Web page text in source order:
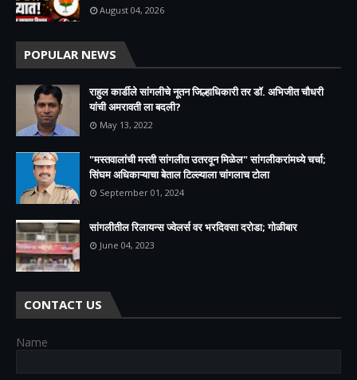
August 04, 2026
POPULAR NEWS
राहुल कार्डीले सांगलीचे नूतन जिल्हाधिकारी तर डॉ. अभिजीत चौधरी
यांची अमरावती ला बदली?
May 13, 2022
"मस्तवालांची मस्ती सांगलीत उतरवून मिळेल" सांगलीकरांमध्ये चर्चा;
सिंघम अधिकाऱ्याचा बेताल टिल्ल्याला चांगलाच टोला
September 01, 2024
सांगलीतील रिलायन्स ज्वेलर्स वर भरदिवसा दरोडा; गोळीबार
June 04, 2023
CONTACT US
Name